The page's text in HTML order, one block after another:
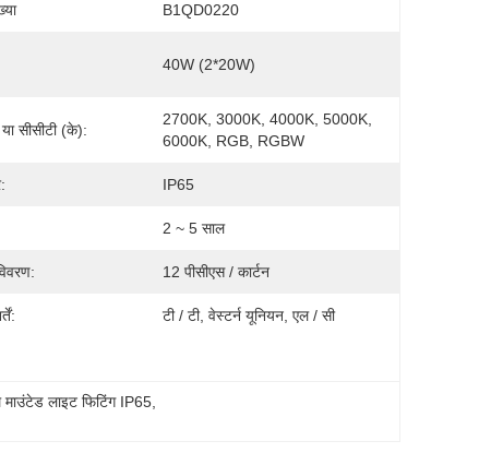
B1QD0220
40W (2*20W)
सीसीटी (के):
2700K, 3000K, 4000K, 5000K,
6000K, RGB, RGBW
IP65
2 ~ 5 साल
12 पीसीएस / कार्टन
टी / टी, वेस्टर्न यूनियन, एल / सी
लाइट फिटिंग IP65